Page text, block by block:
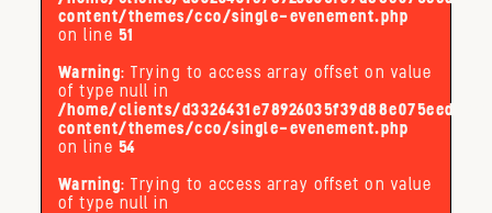
content/themes/cco/single-evenement.php
on line 51
Warning: Trying to access array offset on value
of type null in
/home/clients/
content/themes/cco/single-evenement.php
on line 54
Warning: Trying to access array offset on value
of type null in